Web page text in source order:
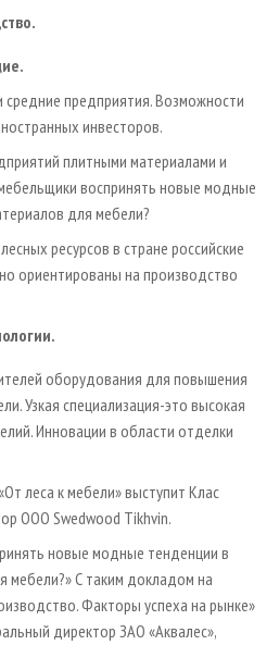
предприятия. Возможности
инвесторов.
плитными материалами и
воспринять новые модные
для мебели?
ресурсов в стране российские
ориентированы на производство
оборудования для повышения
Узкая специализация-это высокая
Инновации в области отделки
леса к мебели» выступит Клас
ООО Swedwood Tikhvin.
новые модные тенденции в
мебели?» С таким докладом на
Факторы успеха на рынке»
директор ЗАО «Аквалес»,